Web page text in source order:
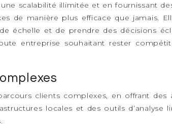
scalabilité illimitée et en fournissant
de manière plus efficace que jamais.
échelle et de prendre des décisions
entreprise souhaitant rester
clients complexes, en offrant des
locales et des outils d’analyse